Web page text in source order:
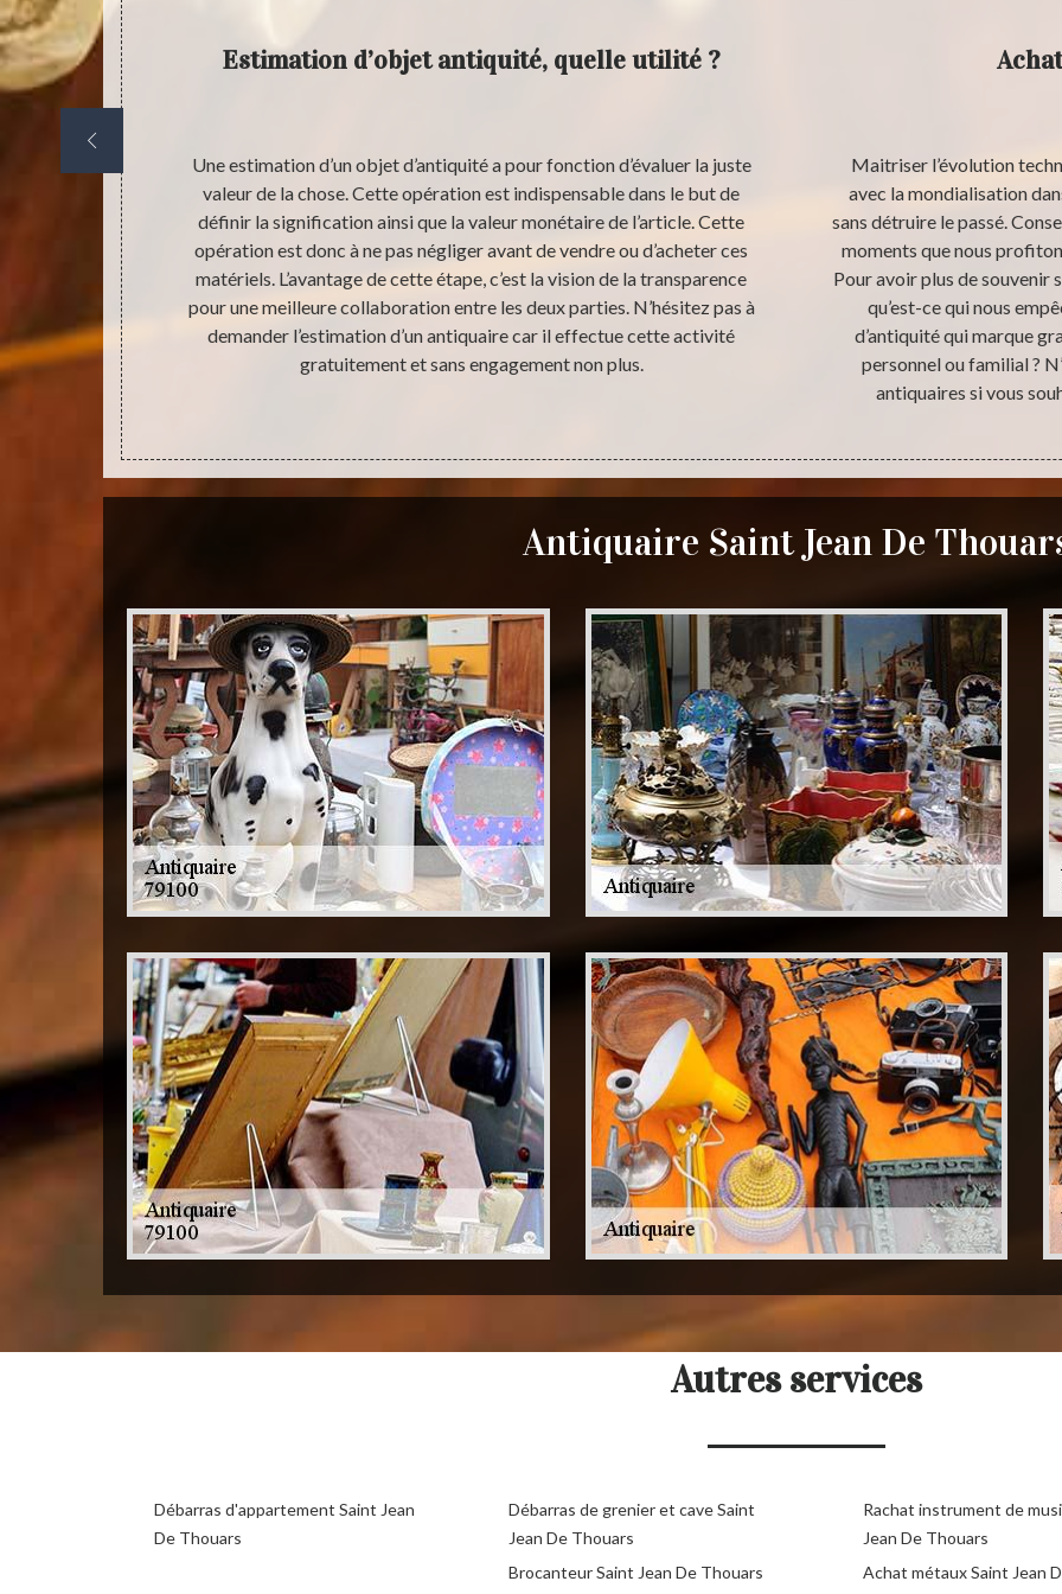
vous avez
Estimation d’objet antiquité, quelle utilité ?
Une estimation d’un objet d’antiquité a pour fonction d’évaluer la juste
valeur de la chose. Cette opération est indispensable dans le but de
définir la signification ainsi que la valeur monétaire de l’article. Cette
opération est donc à ne pas négliger avant de vendre ou d’acheter ces
matériels. L’avantage de cette étape, c’est la vision de la transparence
pour une meilleure collaboration entre les deux parties. N’hésitez pas à
demander l’estimation d’un antiquaire car il effectue cette activité
gratuitement et sans engagement non plus.
Maitriser l’évolution
avec la mondialisation
sans détruire le passé.
moments que nous
Pour avoir plus de souvenir
qu’est-ce qui nous
d’antiquité qui marque
personnel ou familial ?
antiquaires si vous
Antiquaire Saint Jean De
Autres services
Débarras d'appartement Saint Jean
De Thouars
Débarras de grenier et cave Saint
Jean De Thouars
Brocanteur Saint Jean De Thouars
Rachat instrument de
Jean De Thouars
Achat métaux Saint Jean